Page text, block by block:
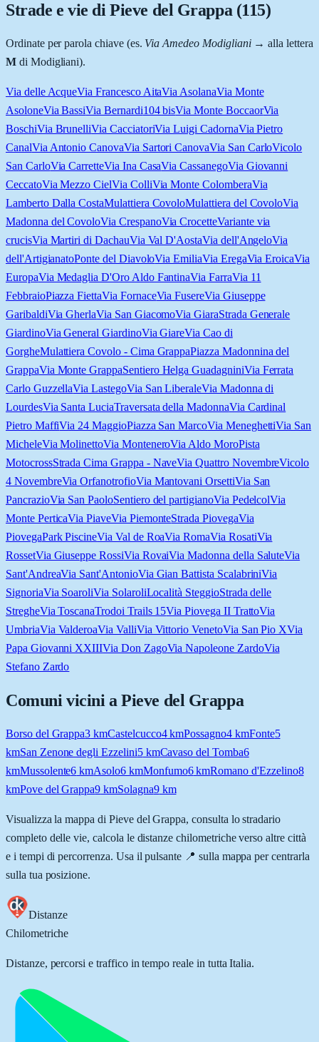
Strade e vie diPieve del Grappa (115)
Ordinate per parola chiave (es. Via Amedeo Modigliani→ alla lettera
Mdi Modigliani).
Via delle AcqueVia Francesco AitaVia AsolanaVia Monte
AsoloneVia BassiVia Bernardi104 bisVia Monte BoccaorVia
BoschiVia BrunelliVia CacciatoriVia Luigi CadornaVia Pietro
CanalVia Antonio CanovaVia Sartori CanovaVia San CarloVicolo
San CarloVia CarretteVia Ina CasaVia CassanegoVia Giovanni
CeccatoVia Mezzo CielVia ColliVia Monte ColomberaVia
Lamberto Dalla CostaMulattiera CovoloMulattiera del CovoloVia
Madonna del CovoloVia CrespanoVia CrocetteVariante via
crucisVia Martiri di DachauVia Val D'AostaVia dell'AngeloVia
dell'ArtigianatoPonte del DiavoloVia EmiliaVia EregaVia EroicaVia
EuropaVia Medaglia D'Oro Aldo FantinaVia FarraVia 11
FebbraioPiazza FiettaVia FornaceVia FusereVia Giuseppe
GaribaldiVia GherlaVia San GiacomoVia GiaraStrada Generale
GiardinoVia General GiardinoVia GiareVia Cao di
GorgheMulattiera Covolo - Cima GrappaPiazza Madonnina del
GrappaVia Monte GrappaSentiero Helga GuadagniniVia Ferrata
Carlo GuzzellaVia LastegoVia San LiberaleVia Madonna di
LourdesVia Santa LuciaTraversata della MadonnaVia Cardinal
Pietro MaffiVia 24 MaggioPiazza San MarcoVia MeneghettiVia San
MicheleVia MolinettoVia MonteneroVia Aldo MoroPista
MotocrossStrada Cima Grappa - NaveVia Quattro NovembreVicolo
4 NovembreVia OrfanotrofioVia Mantovani OrsettiVia San
PancrazioVia San PaoloSentiero del partigianoVia PedelcolVia
Monte PerticaVia PiaveVia PiemonteStrada PiovegaVia
PiovegaPark PiscineVia Val de RoaVia RomaVia RosatiVia
RossetVia Giuseppe RossiVia RovaiVia Madonna della SaluteVia
Sant'AndreaVia Sant'AntonioVia Gian Battista ScalabriniVia
SignoriaVia SoaroliVia SolaroliLocalità SteggioStrada delle
StregheVia ToscanaTrodoi Trails 15Via Piovega II TrattoVia
UmbriaVia ValderoaVia ValliVia Vittorio VenetoVia San Pio XVia
Papa Giovanni XXIIIVia Don ZagoVia Napoleone ZardoVia
Stefano Zardo
Comuni vicini aPieve del Grappa
Borso del Grappa3 kmCastelcucco4kmPossagno4kmFonte5
kmSan Zenone degli Ezzelini5kmCavaso del Tomba6
kmMussolente6 kmAsolo6kmMonfumo6kmRomano d'Ezzelino8
kmPove del Grappa9 kmSolagna9km
Visualizza la mappa di Pieve del Grappa, consulta lo stradario
completo delle vie, calcola le distanze chilometriche verso altre città
e i tempi di percorrenza. Usa il pulsante 📍 sulla mappa per centrarla
sulla tua posizione.
Distanze
Chilometriche
Distanze, percorsi e traffico in tempo reale in tutta Italia.